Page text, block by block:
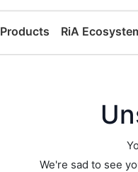
Products RiA
We're sad to see